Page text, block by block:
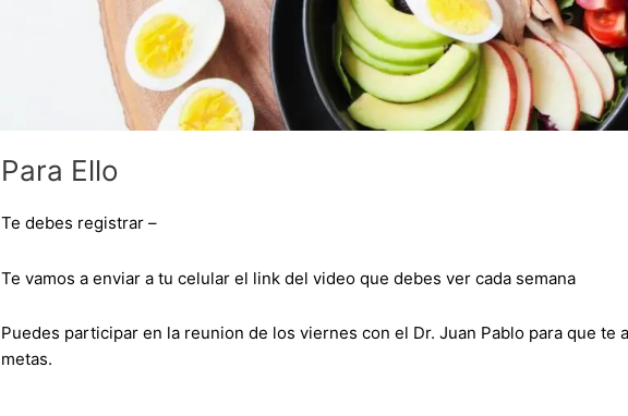
Para Ello
Te debes registrar –
Te vamos a enviar a tu celular el link del video que debes ver cada semana
Puedes participar en la reunion de los viernes con el Dr. Juan Pablo para que te
metas.